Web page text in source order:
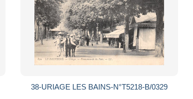
38-URIAGE LES BAINS-N°T5218-B/0329